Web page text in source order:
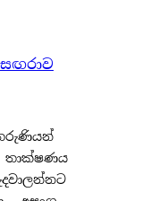
තාක්ෂණය